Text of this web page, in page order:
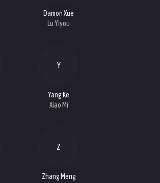
Damon Xue
Lu Yiyou
Y
Yang Ke
Xiao Mi
Z
Zhang Meng